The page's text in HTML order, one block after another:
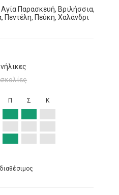
Αγία Παρασκευή, Βριλήσσια,
Πεντέλη, Πεύκη, Χαλάνδρι
Π Σ Κ